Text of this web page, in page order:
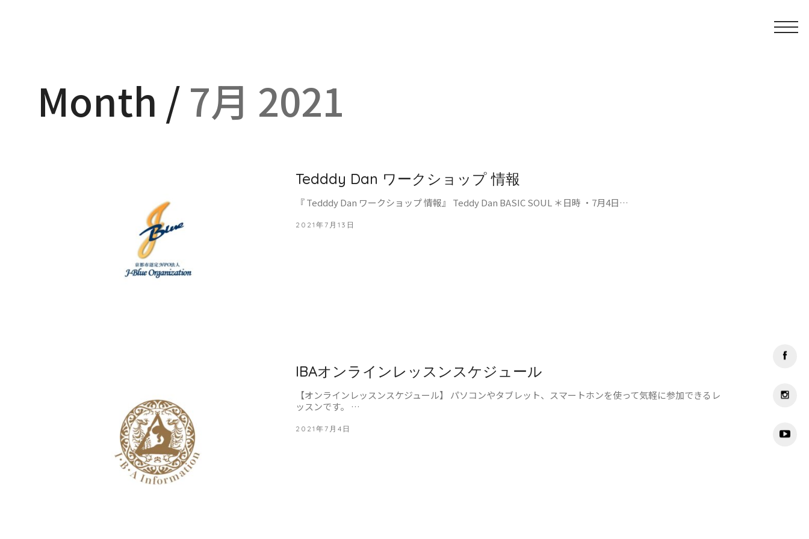
Month /7月 2021
Tedddy Dan ワークショップ 情報
『 Tedddy Dan ワークショップ 情報』 Teddy Dan BASIC SOUL ＊日時 ・7月4日…
2021年7月13日
IBAオンラインレッスンスケジュール
【オンラインレッスンスケジュール】 パソコンやタブレット、スマートホンを使って気軽に参加できるレ
ッスンです。 …
2021年7月4日